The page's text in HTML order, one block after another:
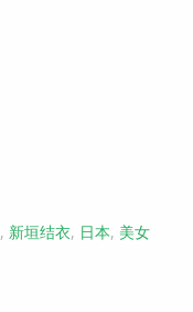
, 新垣结衣, 日本, 美女